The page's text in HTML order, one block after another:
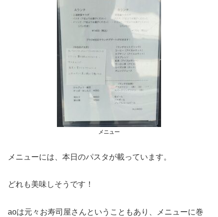
メニュー
メニューには、本日のパスタが載っています。
どれも美味しそうです！
aoは元々お寿司屋さんということもあり、メニューに巻